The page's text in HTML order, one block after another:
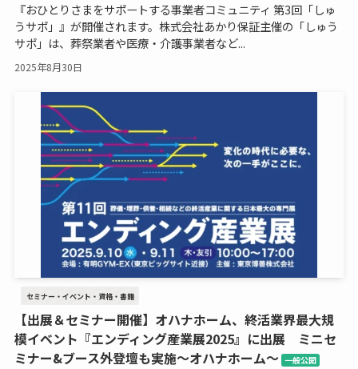
『おひとりさまをサポートする事業者コミュニティ 第3回「しゅ
うサポ」』が開催されます。株式会社あかり保証主催の「しゅう
サポ」は、葬祭業者や医療・介護事業者など...
2025年8月30日
セミナー・イベント・資格・書籍
【出展＆セミナー開催】オハナホーム、終活業界最大規
模イベント『エンディング産業展2025』に出展 ミニセ
ミナー&ブース外登壇も実施～オハナホーム～ 一般公開